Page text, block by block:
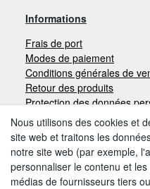
Informations
Frais de port
Modes de paiement
Conditions générales de
Retour des produits
Protection des données
Mentions légales
Moyens de paiement
Nous utilisons des cookies et
site web et traitons les
notre site web (par exemple,
personnaliser le contenu et
médias de fournisseurs tiers